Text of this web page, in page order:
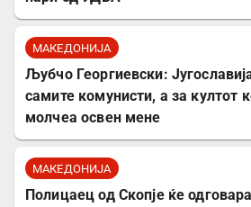
МАКЕДОНИЈА
Љубчо Георгиевски:
самите комунисти, а за култот
молчеа освен мене
МАКЕДОНИЈА
Полицаец од Скопје ќе